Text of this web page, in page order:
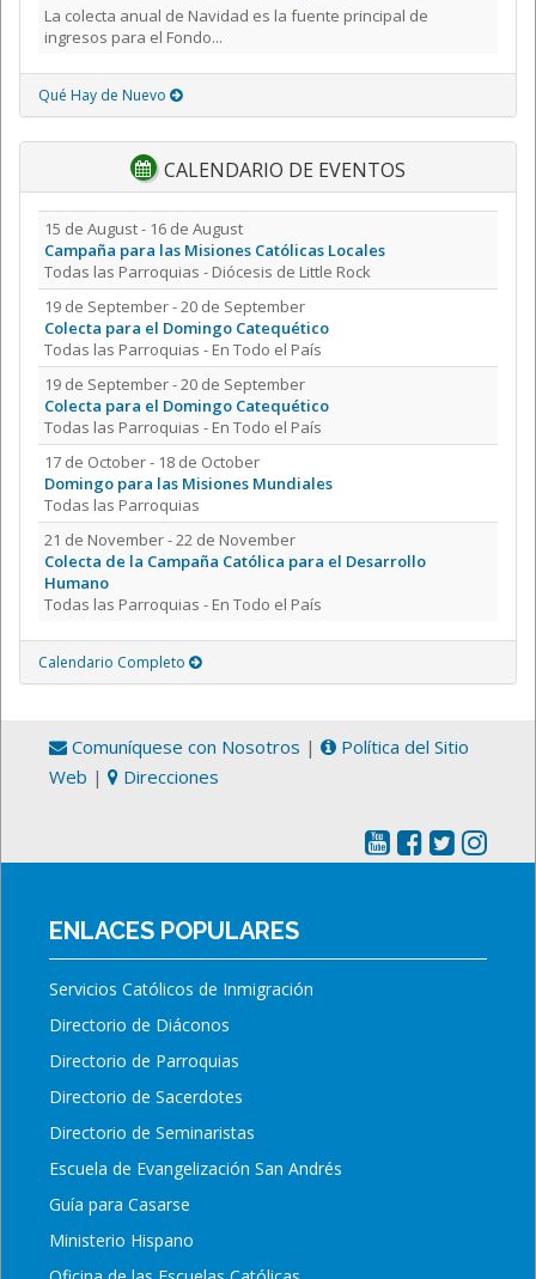
La colecta anual de Navidad es la fuente principal de
ingresos para el Fondo...
Qué Hay de Nuevo
CALENDARIO DE EVENTOS
15 de August - 16 de August
Campaña para las Misiones Católicas Locales
Todas las Parroquias - Diócesis de Little Rock
19 de September - 20 de September
Colecta para el Domingo Catequético
Todas las Parroquias - En Todo el País
19 de September - 20 de September
Colecta para el Domingo Catequético
Todas las Parroquias - En Todo el País
17 de October - 18 de October
Domingo para las Misiones Mundiales
Todas las Parroquias
21 de November - 22 de November
Colecta de la Campaña Católica para el Desarrollo
Humano
Todas las Parroquias - En Todo el País
Calendario Completo
Comuníquese con Nosotros |
Política del Sitio
Web | Direcciones
ENLACES POPULARES
Servicios Católicos de Inmigración
Directorio de Diáconos
Directorio de Parroquias
Directorio de Sacerdotes
Directorio de Seminaristas
Escuela de Evangelización San Andrés
Guía para Casarse
Ministerio Hispano